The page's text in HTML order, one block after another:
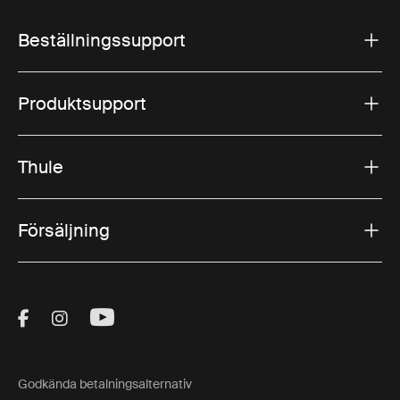
Beställningssupport
Produktsupport
Thule
Försäljning
Visit Thule on Facebook (external link)
Visit Thule on Instagram (external link)
Visit Thule on Youtube (external
Godkända betalningsalternativ